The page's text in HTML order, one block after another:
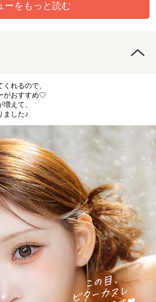
ーをもっと読む
れるので、
がおすすめ♡
えて、
ました♪